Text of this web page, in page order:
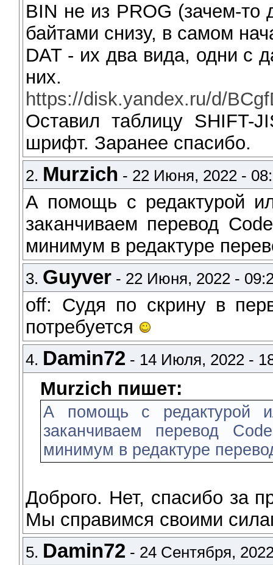
BIN не из PROG (зачем-то
байтами снизу, в самом
DAT - их два вида, одни с
них.
https://disk.yandex.ru/d/
Оставил таблицу
шрифт. Заранее спасибо.
2. Murzich - 22 Июня, 2022 -
А помощь с редактурой
заканчиваем перевод
минимум в редактуре
3. Guyver - 22 Июня, 2022 -
off: Судя по скрину в
потребуется
4. Damin72 - 14 Июля, 2022 -
Murzich пишет:
А помощь с редактурой
заканчиваем перевод
минимум в редактуре
Доброго. Нет, спасибо за
Мы справимся своими
5. Damin72 - 24 Сентября,